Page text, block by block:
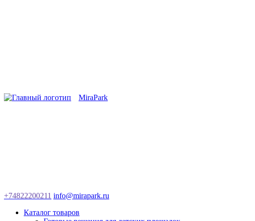
MiraPark
+74822200211 info@mirapark.ru
Каталог товаров